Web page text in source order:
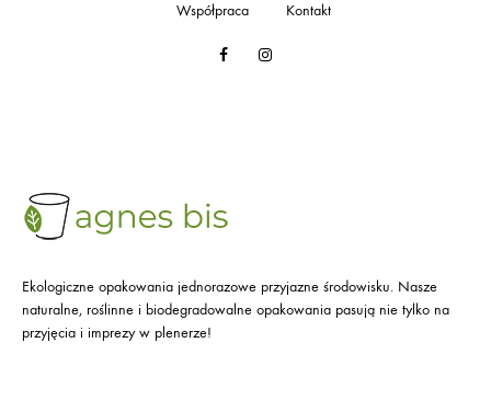
FacebookInstagram
Współpraca
Kontakt
Ekologiczne opakowania jednorazowe przyjazne środowisku. Nasze
naturalne, roślinne i biodegradowalne opakowania pasują nie tylko na
przyjęcia i imprezy w plenerze!